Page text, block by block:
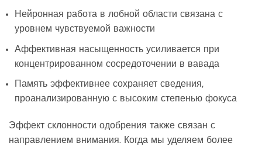
Нейронная работа в лобной области связана с
уровнем чувствуемой важности
Аффективная насыщенность усиливается при
концентрированном сосредоточении в вавада
Память эффективнее сохраняет сведения,
проанализированную с высоким степенью фокуса
Эффект склонности одобрения также связан с
направлением внимания. Когда мы уделяем более